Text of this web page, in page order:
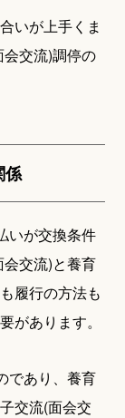
いが上手くま
交流)調停の
係
いが交換条件
交流)と養育
履行の方法も
があります。
であり、養育
交流(面会交